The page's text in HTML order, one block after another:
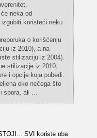
neka od
koristeći neku
o korišćenju
iz 2010), a na
stilizaciju iz 2004).
stilizacije iz 2010,
i opcije koja pobedi.
oko nečega što
spora, ali ...
SVI koriste oba